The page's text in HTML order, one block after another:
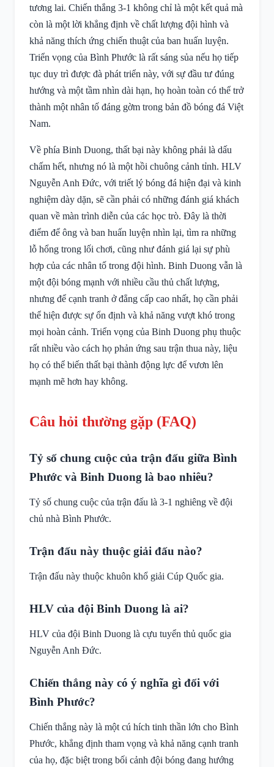
tương lai. Chiến thắng 3-1 không chỉ là một kết quả mà
còn là một lời khẳng định về chất lượng đội hình và
khả năng thích ứng chiến thuật của ban huấn luyện.
Triển vọng của Bình Phước là rất sáng sủa nếu họ tiếp
tục duy trì được đà phát triển này, với sự đầu tư đúng
hướng và một tầm nhìn dài hạn, họ hoàn toàn có thể trở
thành một nhân tố đáng gờm trong bản đồ bóng đá Việt
Nam.
Về phía Binh Duong, thất bại này không phải là dấu
chấm hết, nhưng nó là một hồi chuông cảnh tỉnh. HLV
Nguyễn Anh Đức, với triết lý bóng đá hiện đại và kinh
nghiệm dày dặn, sẽ cần phải có những đánh giá khách
quan về màn trình diễn của các học trò. Đây là thời
điểm để ông và ban huấn luyện nhìn lại, tìm ra những
lỗ hổng trong lối chơi, cũng như đánh giá lại sự phù
hợp của các nhân tố trong đội hình. Binh Duong vẫn là
một đội bóng mạnh với nhiều cầu thủ chất lượng,
nhưng để cạnh tranh ở đẳng cấp cao nhất, họ cần phải
thể hiện được sự ổn định và khả năng vượt khó trong
mọi hoàn cảnh. Triển vọng của Binh Duong phụ thuộc
rất nhiều vào cách họ phản ứng sau trận thua này, liệu
họ có thể biến thất bại thành động lực để vươn lên
mạnh mẽ hơn hay không.
Câu hỏi thường gặp (FAQ)
Tỷ số chung cuộc của trận đấu giữa Bình
Phước và Binh Duong là bao nhiêu?
Tỷ số chung cuộc của trận đấu là 3-1 nghiêng về đội
chủ nhà Bình Phước.
Trận đấu này thuộc giải đấu nào?
Trận đấu này thuộc khuôn khổ giải Cúp Quốc gia.
HLV của đội Binh Duong là ai?
HLV của đội Binh Duong là cựu tuyển thủ quốc gia
Nguyễn Anh Đức.
Chiến thắng này có ý nghĩa gì đối với
Bình Phước?
Chiến thắng này là một cú hích tinh thần lớn cho Bình
Phước, khẳng định tham vọng và khả năng cạnh tranh
của họ, đặc biệt trong bối cảnh đội bóng đang hướng